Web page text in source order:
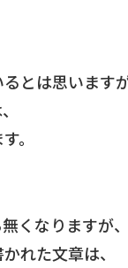
とは思います
。
くなりますが
れた文章は、